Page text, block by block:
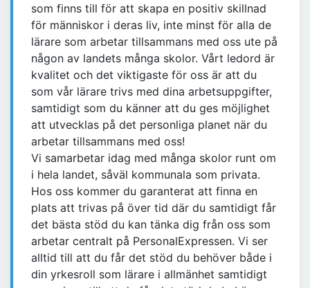
som finns till för att skapa en positiv skillnad
för människor i deras liv, inte minst för alla de
lärare som arbetar tillsammans med oss ute på
någon av landets många skolor. Vårt ledord är
kvalitet och det viktigaste för oss är att du
som vår lärare trivs med dina arbetsuppgifter,
samtidigt som du känner att du ges möjlighet
att utvecklas på det personliga planet när du
arbetar tillsammans med oss!
Vi samarbetar idag med många skolor runt om
i hela landet, såväl kommunala som privata.
Hos oss kommer du garanterat att finna en
plats att trivas på över tid där du samtidigt får
det bästa stöd du kan tänka dig från oss som
arbetar centralt på PersonalExpressen. Vi ser
alltid till att du får det stöd du behöver både i
din yrkesroll som lärare i allmänhet samtidigt